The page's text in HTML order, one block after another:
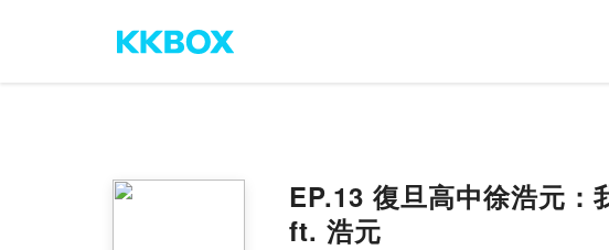
EP.13 復旦高中徐浩元：
ft. 浩元